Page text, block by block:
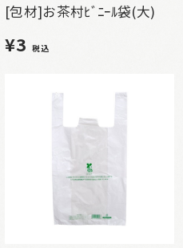
[包材]お茶村ﾋﾞﾆｰﾙ袋(大)
¥3税込